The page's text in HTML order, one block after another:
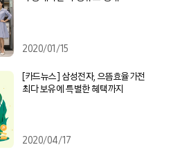
2020/01/15
[카드뉴스] 삼성전자, 으뜸효율가전
최다 보유에 특별한 혜택까지
2020/04/17